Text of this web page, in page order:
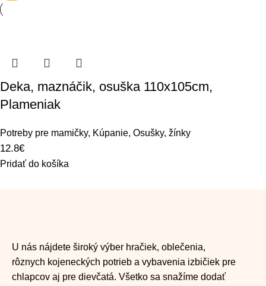
Deka, maznáčik, osuška 110x105cm,
Plameniak
Potreby pre mamičky, Kúpanie, Osušky, žínky
12.8€
Pridať do košíka
U nás nájdete široký výber hračiek, oblečenia,
rôznych kojeneckých potrieb a vybavenia izbičiek pre
chlapcov aj pre dievčatá. Všetko sa snažíme dodať